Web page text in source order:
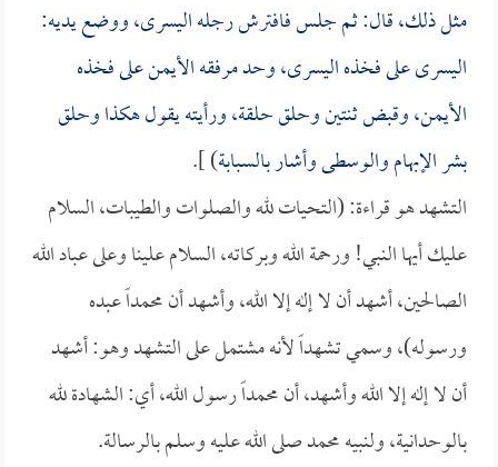
مثل ذلك، قال: ثم جلس فافترش رجله اليسرى، ووضع يديه:
اليسرى على فخذه اليسرى، وحد مرفقه الأيمن على فخذه
الأيمن، وقبض ثنتين وحلق حلقة، ورأيته يقول هكذا وحلق
بشرالإبهام والوسطى وأشار بالسبابة) ].
التشهد هو قراءة: (التحيات لله والصلوات والطيبات، السلام
عليك أيها النبي! ورحمة الله وبركاته، السلام علينا وعلى عباد الله
الصالحين، أشهد أن لا إله إلا الله، وأشهد أن محمداً عبده
ورسوله)، وسمي تشهداً لأنه مشتمل على التشهد وهو: أشهد
أن لا إله إلا الله وأشهد، أن محمداً رسول الله، أي: الشهادة لله
بالوحدانية، ولنبيه محمد صلى الله عليه وسلم بالرسالة.